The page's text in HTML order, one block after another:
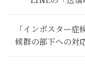
【LINE活用基
「インポスター
候群の部下への対